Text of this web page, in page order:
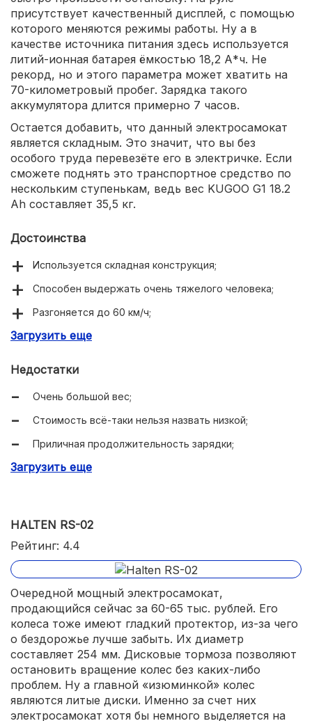
присутствует качественный дисплей, с помощью
которого меняются режимы работы. Ну а в
качестве источника питания здесь используется
литий-ионная батарея ёмкостью 18,2 А*ч. Не
рекорд, но и этого параметра может хватить на
70-километровый пробег. Зарядка такого
аккумулятора длится примерно 7 часов.
Остается добавить, что данный электросамокат
является складным. Это значит, что вы без
особого труда перевезёте его в электричке. Если
сможете поднять это транспортное средство по
нескольким ступенькам, ведь вес KUGOO G1 18.2
Ah составляет 35,5 кг.
Достоинства
Используется складная конструкция;
Способен выдержать очень тяжелого человека;
Разгоняется до 60 км/ч;
Высокая мощность моторов;
Загрузить еще
Недостатки
Очень большой вес;
Стоимость всё-таки нельзя назвать низкой;
Приличная продолжительность зарядки;
Амортизация могла бы быть и лучше;
Загрузить еще
HALTEN RS-02
Рейтинг: 4.4
Очередной мощный электросамокат,
продающийся сейчас за 60-65 тыс. рублей. Его
колеса тоже имеют гладкий протектор, из-за чего
о бездорожье лучше забыть. Их диаметр
составляет 254 мм. Дисковые тормоза позволяют
остановить вращение колес без каких-либо
проблем. Ну а главной «изюминкой» колес
являются литые диски. Именно за счет них
электросамокат хотя бы немного выделяется на